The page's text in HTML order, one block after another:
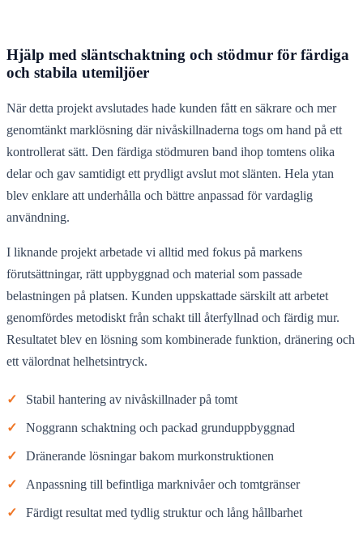
Hjälp med släntschaktning och stödmur för färdiga
och stabila utemiljöer
När detta projekt avslutades hade kunden fått en säkrare och mer
genomtänkt marklösning där nivåskillnaderna togs om hand på ett
kontrollerat sätt. Den färdiga stödmuren band ihop tomtens olika
delar och gav samtidigt ett prydligt avslut mot slänten. Hela ytan
blev enklare att underhålla och bättre anpassad för vardaglig
användning.
I liknande projekt arbetade vi alltid med fokus på markens
förutsättningar, rätt uppbyggnad och material som passade
belastningen på platsen. Kunden uppskattade särskilt att arbetet
genomfördes metodiskt från schakt till återfyllnad och färdig mur.
Resultatet blev en lösning som kombinerade funktion, dränering och
ett välordnat helhetsintryck.
✓ Stabil hantering av nivåskillnader på tomt
✓ Noggrann schaktning och packad grunduppbyggnad
✓ Dränerande lösningar bakom murkonstruktionen
✓ Anpassning till befintliga marknivåer och tomtgränser
✓ Färdigt resultat med tydlig struktur och lång hållbarhet